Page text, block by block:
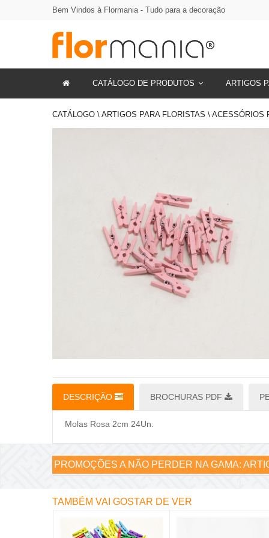
Bem Vindos à Flormania - Tudo para a decoração
CATÁLOGO DE PRODUTOS ARTIGOS
CATÁLOGO \ ARTIGOS PARA FLORISTAS \ ACESSÓRIOS
DESCRIÇÃO BROCHURAS PDF
Molas Rosa 2cm 24Un.
PROMOÇÕES A NÃO PERDER NA GAMA:
TAMBÉM VAI GOSTAR DE VER